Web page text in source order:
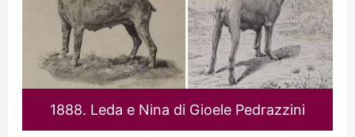
1888. Leda e Nina di Gioele Pedrazzini